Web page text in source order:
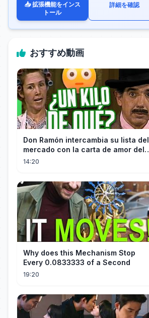
📥 拡張機能をインス
トール
詳細を確認
おすすめ動画
Don Ramón intercambia su lista del
mercado con la carta de amor del
Profesor
14:20
Why does this Mechanism Stop
Every 0.0833333 of a Second
19:20